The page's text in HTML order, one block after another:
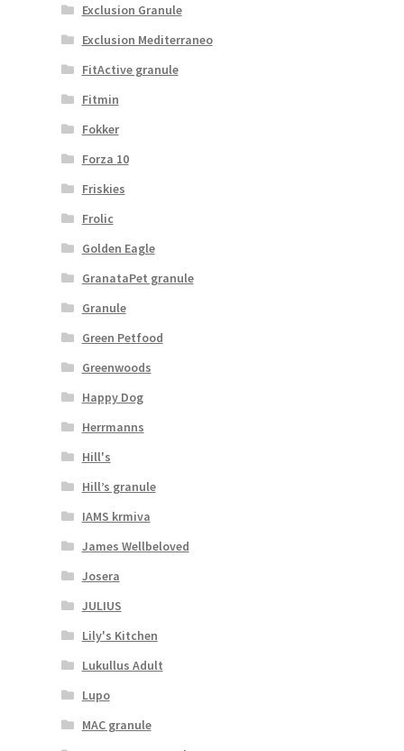
Exclusion Granule
Exclusion Mediterraneo
FitActive granule
Fitmin
Fokker
Forza 10
Friskies
Frolic
Golden Eagle
GranataPet granule
Granule
Green Petfood
Greenwoods
Happy Dog
Herrmanns
Hill's
Hill’s granule
IAMS krmiva
James Wellbeloved
Josera
JULIUS
Lily's Kitchen
Lukullus Adult
Lupo
MAC granule